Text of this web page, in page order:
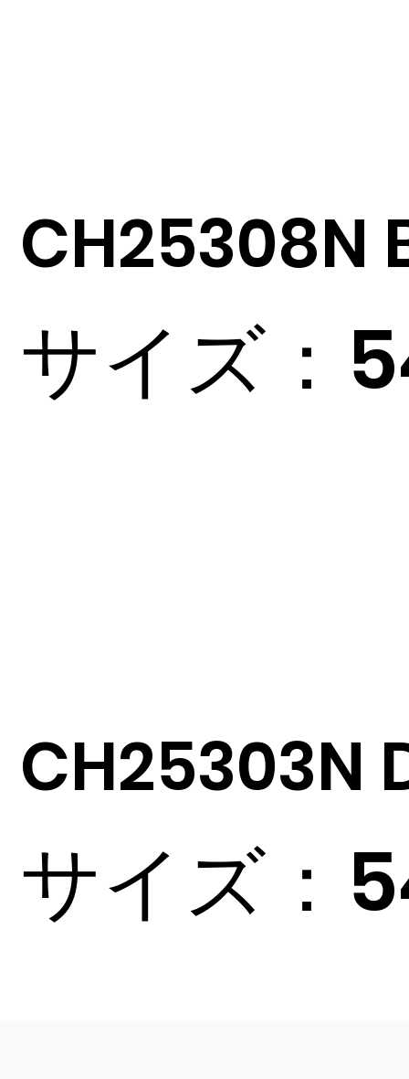
CH25308N
サイズ：
CH25303N
サイズ：